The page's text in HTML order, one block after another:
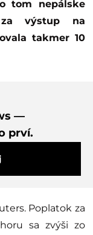
tom nepálske
za výstup na
takmer 10
—
prví.
Poplatok za
sa zvýši zo